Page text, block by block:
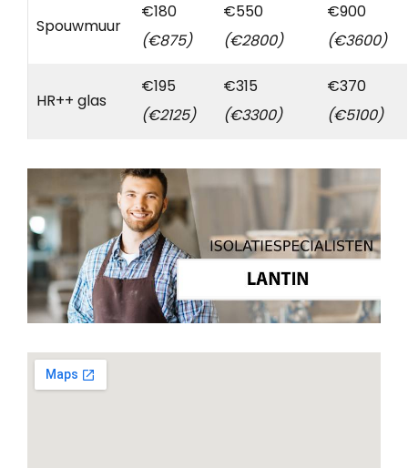
Spouwmuur
€180
(€875)
€550
(€2800)
€900
(€3600)
HR++ glas
€195
(€2125)
€315
(€3300)
€370
(€5100)